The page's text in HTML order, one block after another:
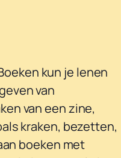
kun je lenen
van
van een zine,
kraken, bezetten,
boeken met